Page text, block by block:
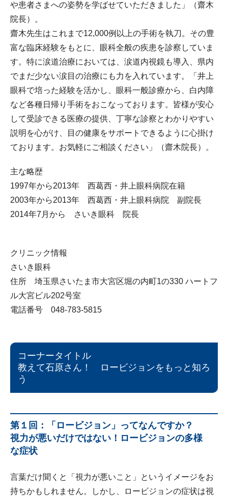
や患者さまへの姿勢を学ばせていただきました」（齋木
院長）。
齋木先生はこれまで12,000例以上の手術を執刀。その豊
富な臨床経験をもとに、眼科全般の疾患を診察していま
す。特に涙道治療においては、涙道内視鏡も導入、県内
でまだ少ない涙目の治療にも力を入れています。「井上
眼科で培った経験を活かし、眼科一般診療から、白内障
など各種日帰り手術をおこなっております。皆様が安心
して受診できる医療の提供、丁寧な診察とわかりやすい
説明を心がけ、目の健康をサポートできるように心掛け
ております。お気軽にご相談ください」（齋木院長）。
主な略歴
1997年から2013年 西葛西・井上眼科病院在籍
2003年から2013年 西葛西・井上眼科病院 副院長
2014年7月から さいき眼科 院長
クリニック情報
さいき眼科
住所 埼玉県さいたま市大宮区堀の内町1の330 ハートフ
ル大宮ビル202号室
電話番号 048-783-5815
コーナータイトル
教えて石原さん！ ロービジョンをもっと知ろ
う
第１回：「ロービジョン」ってなんですか？
視力が悪いだけではない！ロービジョンの多様
な症状
言葉だけ聞くと「視力が悪いこと」というイメージをお
持ちかもしれません。しかし、ロービジョンの症状は視